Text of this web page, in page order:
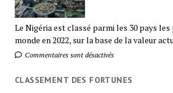
Le Nigéria est classé parmi les 30 pays
monde en 2022, sur la base de la valeur
Commentaires sont désactivés
CLASSEMENT DES FORTUNES